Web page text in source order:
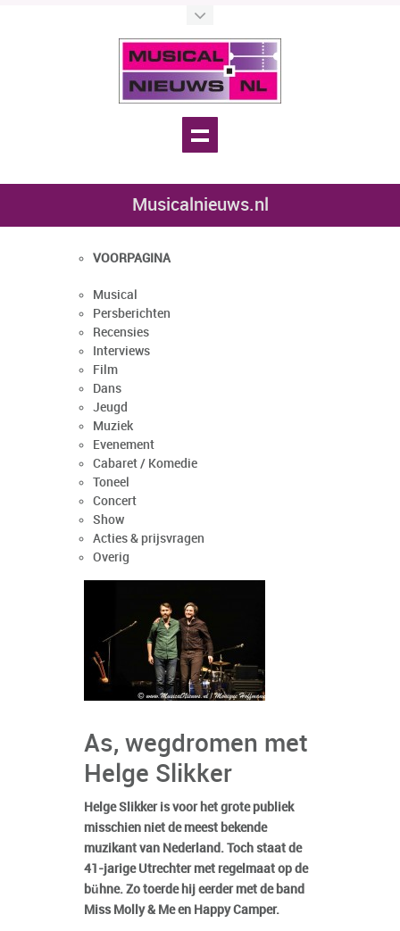
Musicalnieuws.nl
VOORPAGINA
Musical
Persberichten
Recensies
Interviews
Film
Dans
Jeugd
Muziek
Evenement
Cabaret / Komedie
Toneel
Concert
Show
Acties & prijsvragen
Overig
As, wegdromen met
Helge Slikker
Helge Slikker is voor het grote publiek
misschien niet de meest bekende
muzikant van Nederland. Toch staat de
41-jarige Utrechter met regelmaat op de
bühne. Zo toerde hij eerder met de band
Miss Molly & Me en Happy Camper.